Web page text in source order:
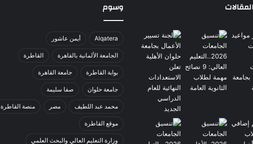
وسوم
Alqatera أيمن عاشور
الجامعة الألمانية بالقاهرة القاطرة
بوابة القاطرة جامعة القاهرة
جامعة حلوان صفا سليمة
محمد عبد اللطيف مصر منصة القاطرة
موقع القاطرة
وزارة التعليم العالي والبحث العلمي